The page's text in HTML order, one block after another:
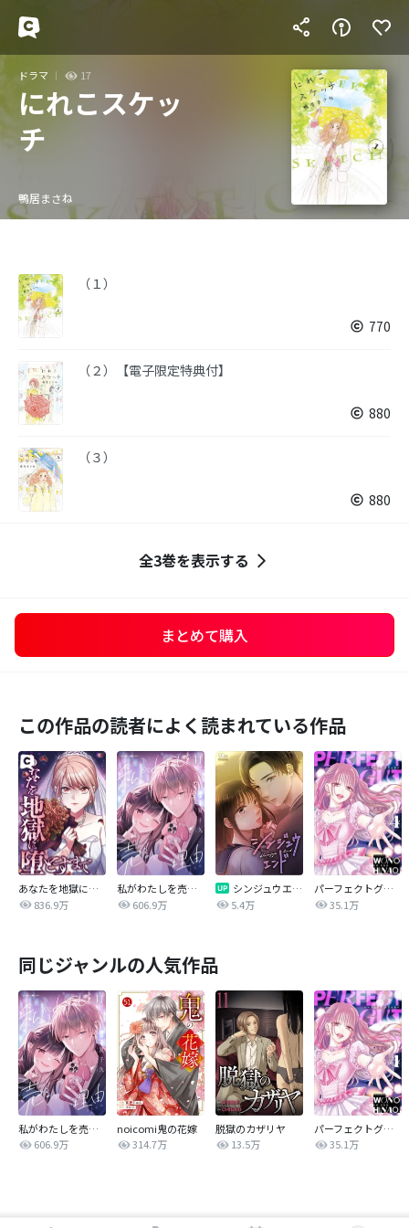
ドラマ 17
にれこスケッ
チ
鴨居まさね
（１）
770
（２）【電子限定特典付】
880
（３）
880
全3巻を表示する
まとめて購入
この作品の読者によく読まれている作品
あなたを地獄に堕とすまで
836.9万
私がわたしを売る理由
606.9万
シンジュウエンド【タテヨミ】
5.4万
パーフェクトグリッター
35.1万
同じジャンルの人気作品
私がわたしを売る理由
606.9万
noicomi鬼の花嫁
314.7万
脱獄のカザリヤ
13.5万
パーフェクトグリッター
35.1万